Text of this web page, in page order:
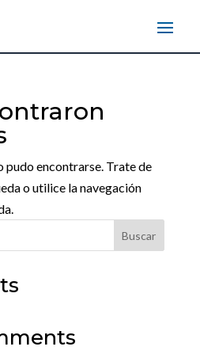
pudo encontrarse. Trate de
o utilice la navegación
Buscar